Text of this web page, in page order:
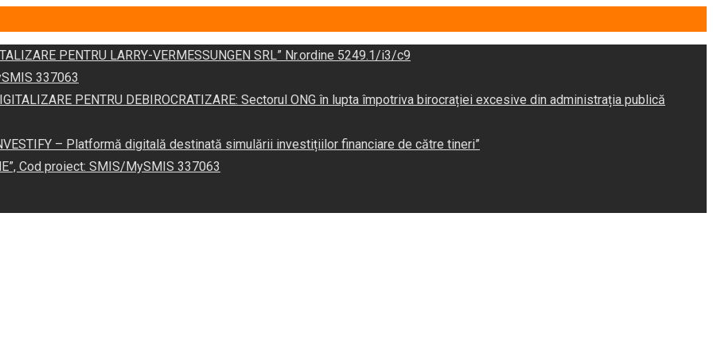
PENTRU LARRY-VERMESSUNGEN SRL” Nr.ordine 5249.1/i3/c9
337063
PENTRU DEBIROCRATIZARE: Sectorul ONG în lupta împotriva birocrației excesive din administrația publică
– Platformă digitală destinată simulării investițiilor financiare de către tineri”
Cod proiect: SMIS/MySMIS 337063